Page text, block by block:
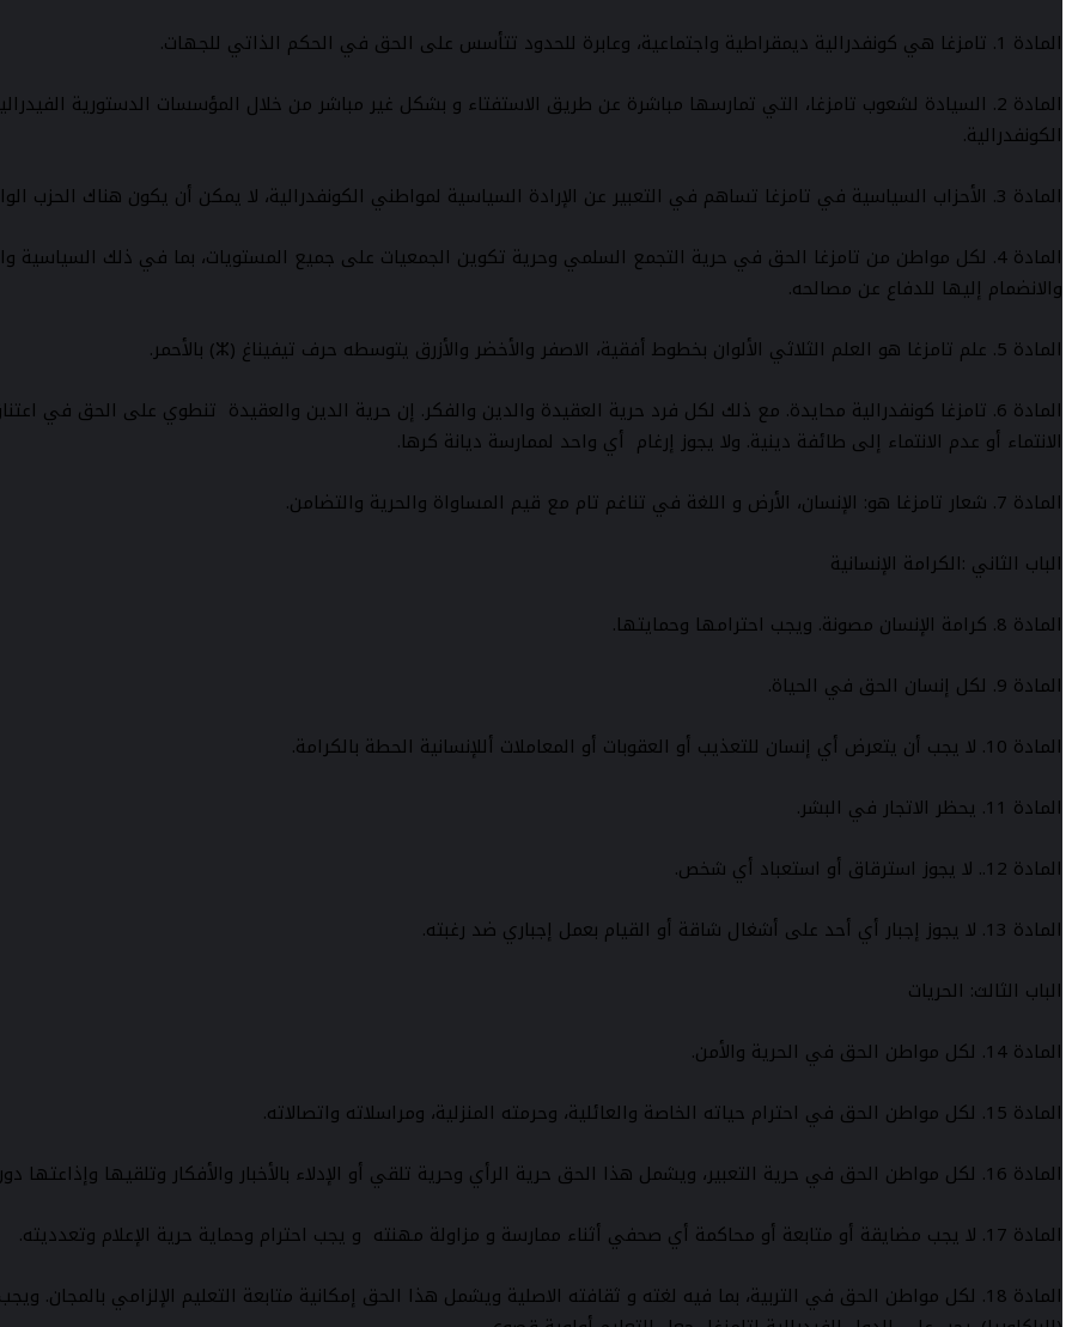
المادة 1. تامزغا هي كونفدرالية ديمقراطية واجتماعية، وعابرة للحدود تتأسس على الحق في الحكم الذاتي للجهات.
المادة 2. السيادة لشعوب تامزغا، التي تمارسها مباشرة عن طريق الاستفتاء و بشكل غير مباشر من خلال المؤسسات الدستورية
الكونفدرالية.
المادة 3. الأحزاب السياسية في تامزغا تساهم في التعبير عن الإرادة السياسية لمواطني الكونفدرالية، لا يمكن أن يكون هناك الحزب الواحد في فضاء تامزغا.
المادة 4. لكل مواطن من تامزغا الحق في حرية التجمع السلمي وحرية تكوين الجمعيات على جميع المستويات، بما في ذلك السياسية
والانضمام إليها للدفاع عن مصالحه.
المادة 5. علم تامزغا هو العلم الثلاثي الألوان بخطوط أفقية، الاصفر والأخضر والأزرق يتوسطه حرف تيفيناغ (ⵣ) بالأحمر.
المادة 6. تامزغا كونفدرالية محايدة. مع ذلك لكل فرد حرية العقيدة والدين والفكر. إن حرية الدين والعقيدة تنطوي على الحق في
الانتماء أو عدم الانتماء إلى طائفة دينية. ولا يجوز إرغام أي واحد لممارسة ديانة كرها.
المادة 7. شعار تامزغا هو: الإنسان، الأرض و اللغة في تناغم تام مع قيم المساواة والحرية والتضامن.
الباب الثاني :الكرامة الإنسانية
المادة 8. كرامة الإنسان مصونة. ويجب احترامها وحمايتها.
المادة 9. لكل إنسان الحق في الحياة.
المادة 10. لا يجب أن يتعرض أي إنسان للتعذيب أو العقوبات أو المعاملات أللإنسانية الحطة بالكرامة.
المادة 11. يحظر الاتجار في البشر.
المادة 12.. لا يجوز استرقاق أو استعباد أي شخص.
المادة 13. لا يجوز إجبار أي أحد على أشغال شاقة أو القيام بعمل إجباري ضد رغبته.
الباب الثالث: الحريات
المادة 14. لكل مواطن الحق في الحرية والأمن.
المادة 15. لكل مواطن الحق في احترام حياته الخاصة والعائلية، وحرمته المنزلية، ومراسلاته واتصالاته.
المادة 16. لكل مواطن الحق في حرية التعبير، ويشمل هذا الحق حرية الرأي وحرية تلقي أو الإدلاء بالأخبار والأفكار وتلقيها وإذاعتها دون أن يكون هناك أي تدخل من السلطات العمومية أو غيرها.
المادة 17. لا يجب مضايقة أو متابعة أو محاكمة أي صحفي أثناء ممارسة و مزاولة مهنته و يجب احترام وحماية حرية الإعلام وتعدديته.
المادة 18. لكل مواطن الحق في التربية، بما فيه لغته و ثقافته الاصلية ويشمل هذا الحق إمكانية متابعة التعليم الإلزامي